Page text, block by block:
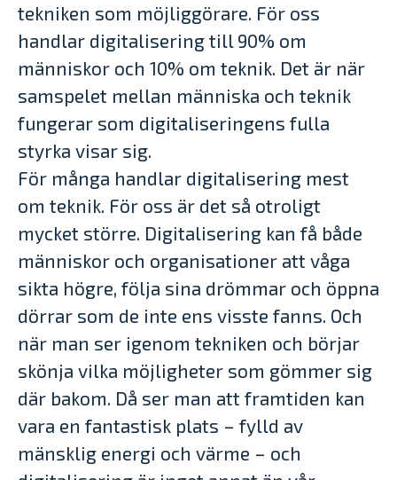
tekniken som möjliggörare. För oss
handlar digitalisering till 90% om
människor och 10% om teknik. Det är när
samspelet mellan människa och teknik
fungerar som digitaliseringens fulla
styrka visar sig.
För många handlar digitalisering mest
om teknik. För oss är det så otroligt
mycket större. Digitalisering kan få både
människor och organisationer att våga
sikta högre, följa sina drömmar och öppna
dörrar som de inte ens visste fanns. Och
när man ser igenom tekniken och börjar
skönja vilka möjligheter som gömmer sig
där bakom. Då ser man att framtiden kan
vara en fantastisk plats – fylld av
mänsklig energi och värme – och